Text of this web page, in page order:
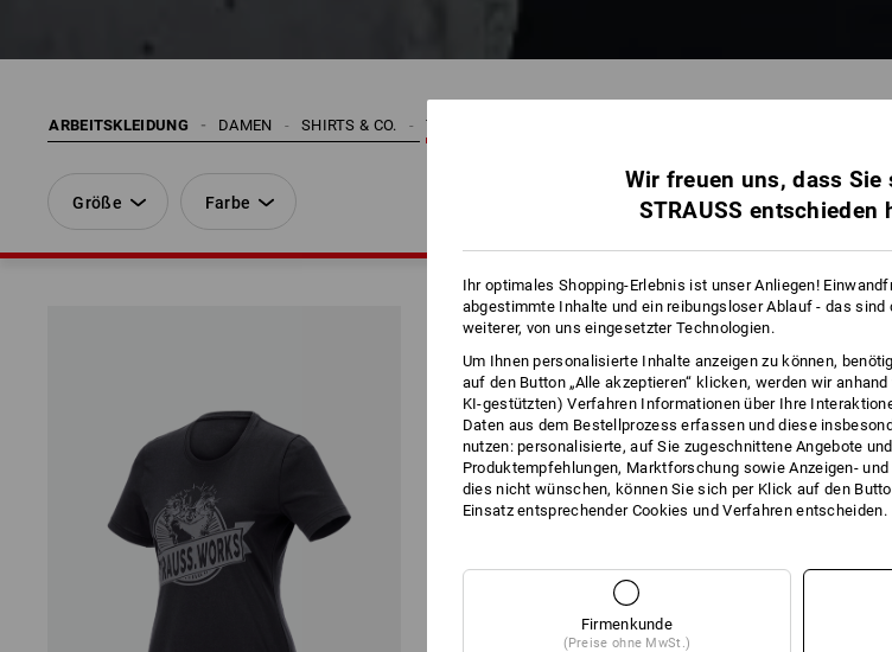
ARBEITSKLEIDUNG T-SHIRTS
SHIRTS & CO.
DAMEN
Größe Farbe
Wir freuen uns, dass Sie
STRAUSS entschieden
Ihr optimales Shopping-Erlebnis ist unser Anliegen!
abgestimmte Inhalte und ein reibungsloser Ablauf - das sind
weiterer, von uns eingesetzter Technologien.
Um Ihnen personalisierte Inhalte anzeigen zu können,
auf den Button „Alle akzeptieren“ klicken, werden wir
KI-gestützten) Verfahren Informationen über Ihre
Daten aus dem Bestellprozess erfassen und diese
nutzen: personalisierte, auf Sie zugeschnittene Angebote
Produktempfehlungen, Marktforschung sowie Anzeigen-
dies nicht wünschen, können Sie sich per Klick auf den
Einsatz entsprechender Cookies und Verfahren entscheiden.
Firmenkunde
(Preise ohne MwSt.)